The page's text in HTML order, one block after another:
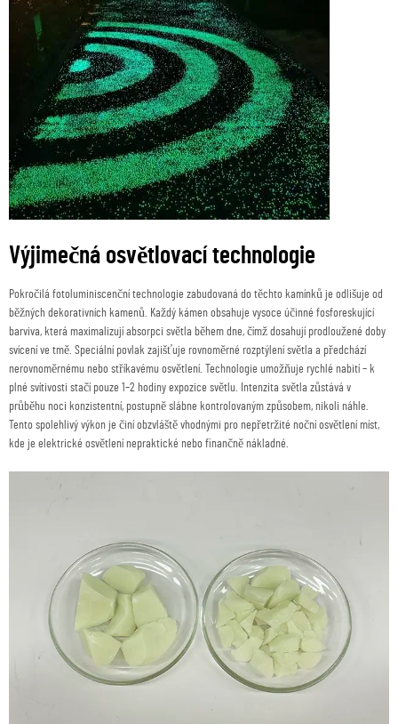
Výjimečná osvětlovací technologie
Pokročilá fotoluminiscenční technologie zabudovaná do těchto kamínků je odlišuje od
běžných dekorativních kamenů. Každý kámen obsahuje vysoce účinné fosforeskující
barviva, která maximalizují absorpci světla během dne, čímž dosahují prodloužené doby
svícení ve tmě. Speciální povlak zajišťuje rovnoměrné rozptýlení světla a předchází
nerovnoměrnému nebo stříkavému osvětlení. Technologie umožňuje rychlé nabití – k
plné svítivosti stačí pouze 1–2 hodiny expozice světlu. Intenzita světla zůstává v
průběhu noci konzistentní, postupně slábne kontrolovaným způsobem, nikoli náhle.
Tento spolehlivý výkon je činí obzvláště vhodnými pro nepřetržité noční osvětlení míst,
kde je elektrické osvětlení nepraktické nebo finančně nákladné.